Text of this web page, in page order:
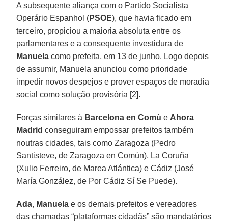
A subsequente aliança com o Partido Socialista
Operário Espanhol (PSOE), que havia ficado em
terceiro, propiciou a maioria absoluta entre os
parlamentares e a consequente investidura de
Manuela como prefeita, em 13 de junho. Logo depois
de assumir, Manuela anunciou como prioridade
impedir novos despejos e prover espaços de moradia
social como solução provisória [2].
Forças similares à Barcelona en Comù e Ahora
Madrid conseguiram empossar prefeitos também
noutras cidades, tais como Zaragoza (Pedro
Santisteve, de Zaragoza en Común), La Coruña
(Xulio Ferreiro, de Marea Atlántica) e Cádiz (José
María González, de Por Cádiz Sí Se Puede).
Ada, Manuela e os demais prefeitos e vereadores
das chamadas “plataformas cidadãs” são mandatários